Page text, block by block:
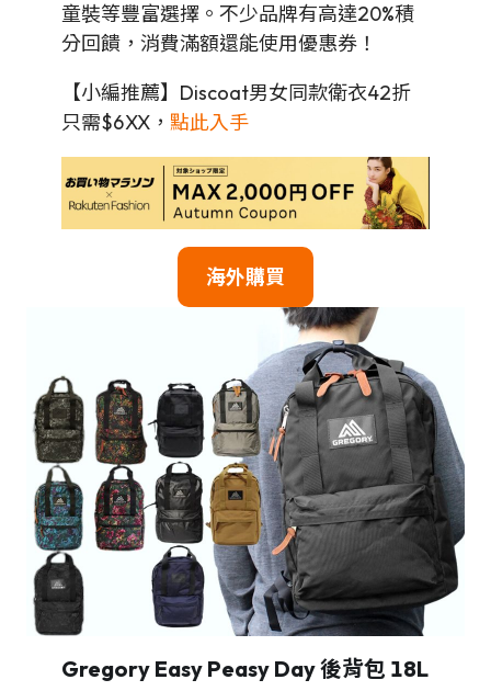
童裝等豐富選擇。不少品牌有高達20%積
分回饋，消費滿額還能使用優惠券！
【小編推薦】Discoat男女同款衛衣42折
只需$6XX， 點此入手
海外購買
Gregory Easy Peasy Day 後背包 18L